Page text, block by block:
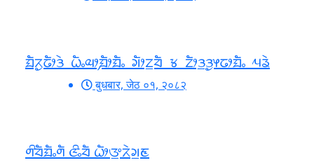
ᤀᤠᤖᤢᤒᤥᤋᤧ ᤐᤠᤱᤓᤣ᤹ᤀᤥᤀᤠᤱ ᤆᤥᤁ᤻ᤔᤠ ᤃ ᤁᤥᤋ᤻ᤋᤢᤶᤒᤣᤀᤠᤱ ᤘᤕᤧ
बुधबार, जेठ ०१, २०८२
ᤛᤡᤔᤠᤀᤠᤱᤛᤠ ᤜᤡᤱᤔᤠ ᤐᤥᤅ᤻ᤖᤧᤆ᤻ᤇ